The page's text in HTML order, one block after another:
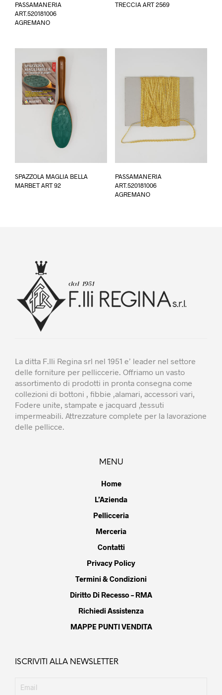
PASSAMANERIA
ART.520181006
AGREMANO
TRECCIA ART 2569
Le
essere
del
prodotto
SPAZZOLA MAGLIA BELLA
MARBET ART 92
PASSAMANERIA
ART.520181006
AGREMANO
La ditta F.lli Regina srl nel 1951 e’ leader nel settore
delle forniture per pelliccerie. Offriamo un vasto
assortimento di prodotti in pronta consegna come
collezioni di bottoni , fibbie ,alamari, accessori vari,
Fodere unite, stampate e jacquard ,tessuti
impermeabili. Attrezzature complete per la lavorazione
delle pellicce.
MENU
Home
L’Azienda
Pellicceria
Merceria
Contatti
Privacy Policy
Termini & Condizioni
Diritto Di Recesso – RMA
Richiedi Assistenza
MAPPE PUNTI VENDITA
ISCRIVITI ALLA NEWSLETTER